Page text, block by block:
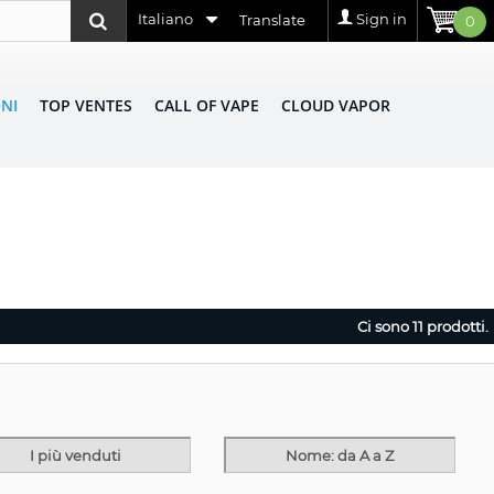
0
Sign in
Translate
Italiano
TOP VENTES CALL OF VAPE CLOUD VAPOR
Ci sono 11 prodotti.
I più venduti Nome: da A a Z